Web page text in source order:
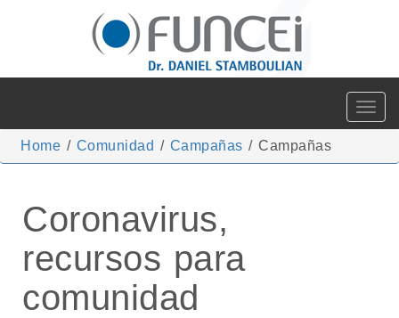
Toggle
Home / Comunidad / Campañas / Campañas
Coronavirus,
recursos para
comunidad